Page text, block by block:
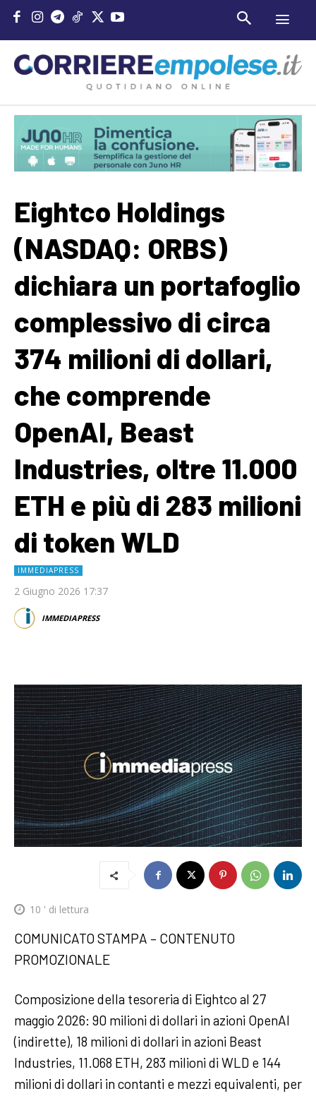
Eightco Holdings
(NASDAQ: ORBS)
dichiara un portafoglio
complessivo di circa
374 milioni di dollari,
che comprende
OpenAI, Beast
Industries, oltre 11.000
ETH e più di 283 milioni
di token WLD
IMMEDIAPRESS
2 Giugno 2026 17:37
IMMEDIAPRESS
10 ' di lettura
COMUNICATO STAMPA – CONTENUTO
PROMOZIONALE
Composizione della tesoreria di Eightco al 27
maggio 2026: 90 milioni di dollari in azioni OpenAI
(indirette), 18 milioni di dollari in azioni Beast
Industries, 11.068 ETH, 283 milioni di WLD e 144
milioni di dollari in contanti e mezzi equivalenti, per